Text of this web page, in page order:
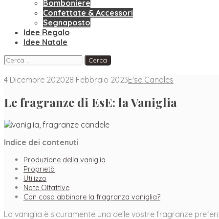
Bomboniere
Confettate & Accessori
Segnaposto
Idee Regalo
Idee Natale
Facebook
Instagram
Pinterest
Ricerca
4 Dicembre 202028 Febbraio 2023E'se Candles
Le fragranze di EsE: la Vaniglia
Indice dei contenuti
Produzione della vaniglia
Proprietà
Utilizzo
Note Olfattive
Con cosa abbinare la fragranza vaniglia?
La vaniglia è sicuramente una delle vostre fragranze